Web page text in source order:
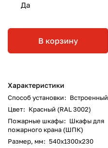
Да
В корзину
Характеристики
Способ установки: Встроенный
Цвет: Красный (RAL 3002)
Пожарные шкафы: Шкафы для
пожарного крана (ШПК)
Размер, мм: 540х1300х230